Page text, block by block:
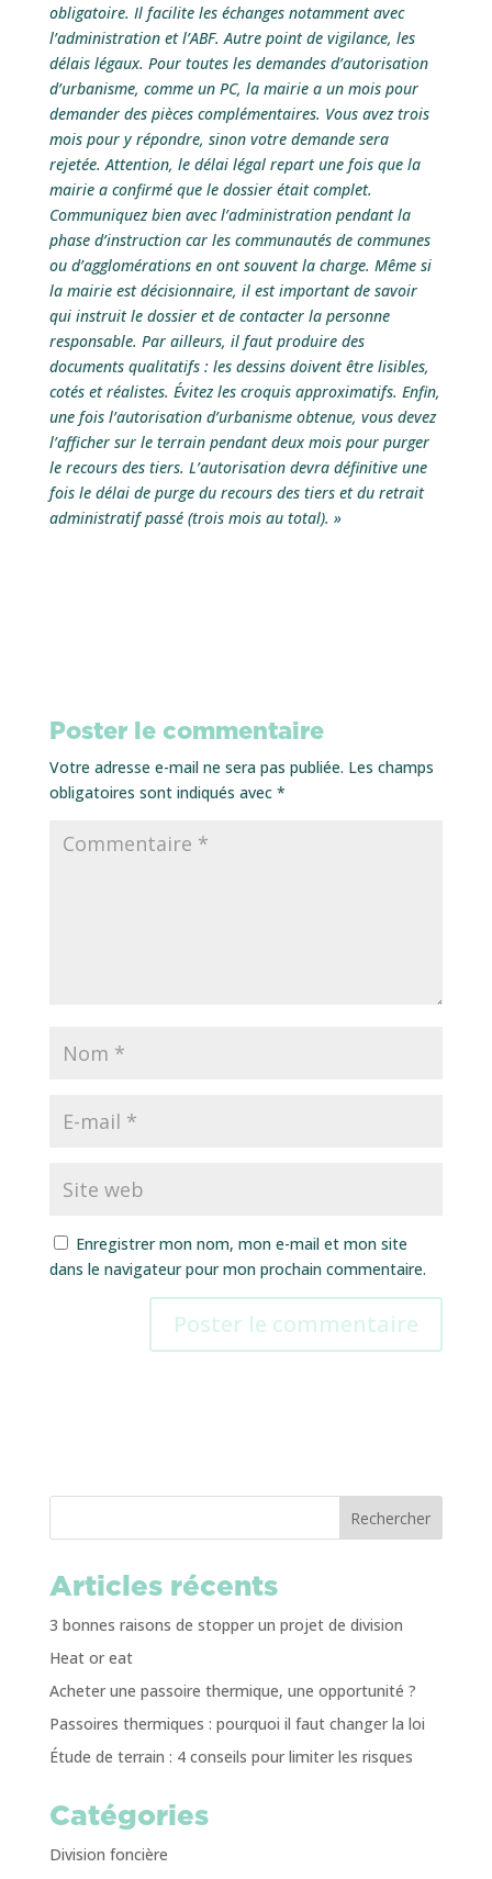
obligatoire. Il facilite les échanges notamment avec
l’administration et l’ABF. Autre point de vigilance, les
délais légaux. Pour toutes les demandes d’autorisation
d’urbanisme, comme un PC, la mairie a un mois pour
demander des pièces complémentaires. Vous avez trois
mois pour y répondre, sinon votre demande sera
rejetée. Attention, le délai légal repart une fois que la
mairie a confirmé que le dossier était complet.
Communiquez bien avec l’administration pendant la
phase d’instruction car les communautés de communes
ou d’agglomérations en ont souvent la charge. Même si
la mairie est décisionnaire, il est important de savoir
qui instruit le dossier et de contacter la personne
responsable. Par ailleurs, il faut produire des
documents qualitatifs : les dessins doivent être lisibles,
cotés et réalistes. Évitez les croquis approximatifs. Enfin,
une fois l’autorisation d’urbanisme obtenue, vous devez
l’afficher sur le terrain pendant deux mois pour purger
le recours des tiers. L’autorisation devra définitive une
fois le délai de purge du recours des tiers et du retrait
administratif passé (trois mois au total). »
Poster le commentaire
Votre adresse e-mail ne sera pas publiée. Les champs
obligatoires sont indiqués avec *
Enregistrer mon nom, mon e-mail et mon site
dans le navigateur pour mon prochain commentaire.
Rechercher
Articles récents
3 bonnes raisons de stopper un projet de division
Heat or eat
Acheter une passoire thermique, une opportunité ?
Passoires thermiques : pourquoi il faut changer la loi
Étude de terrain : 4 conseils pour limiter les risques
Catégories
Division foncière